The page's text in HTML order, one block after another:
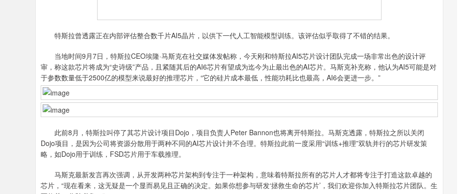
特斯拉曾透露正在内部评估整合数千片AI5晶片，以供下一代人工智能模型训练。该评估似乎取得了不错的结果。
当地时间9月7日，特斯拉CEO埃隆·马斯克在社交媒体发帖称，今天刚和特斯拉AI5芯片设计团队完成一场非常出色的设计评
审，称这款芯片将成为“史诗级”产品，且紧随其后的AI6芯片有望成为迄今为止最出色的AI芯片。马斯克补充称，他认为AI5可能是对
于参数数量低于2500亿的模型来说最好的推理芯片，“它的硅片成本最低，性能功耗比也最高，AI6会更进一步。”
此前8月，特斯拉叫停了其芯片设计项目Dojo，项目负责人Peter Bannon也将离开特斯拉。马斯克透露，特斯拉之所以关闭
Dojo项目，是因为公司将资源分散用于两种不同的AI芯片设计并不合理。特斯拉此前一度采用“训练+推理”双轨并行的芯片研发策
略，如Dojo用于训练，FSD芯片用于车载推理。
马斯克最新发言再次强调，从开发两种芯片架构到专注于一种架构，意味着特斯拉所有的芯片人才都将专注于打造这款卓越的
芯片，“现在看来，这无疑是一个显而易见且正确的决定。如果你想参与研发‘拯救生命的芯片’，我们欢迎你加入特斯拉芯片团队。生